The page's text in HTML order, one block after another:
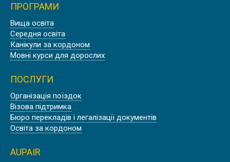
BISHOPSTROW COLLEGE, АНГЛІЯ
Знижка
ДОУНІВЕРСИТЕТСЬКИЙ КОЛЕДЖ
OXFORD SIXTH FORM COLLEGE |
ОКСФОРД, АНГЛІЯ
ПРОГРАМИ
Вища освіта
Середня освіта
Канікули за кордоном
Мовні курси для дорослих
ПОСЛУГИ
Організація поїздок
Візова підтримка
Бюро перекладів і легалізації документів
Освіта за кордоном
AUPAIR